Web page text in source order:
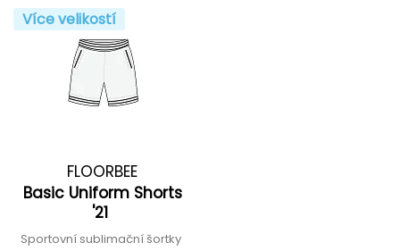
Více velikostí
FLOORBEE
Basic Uniform Shorts
'21
Sportovní sublimační šortky